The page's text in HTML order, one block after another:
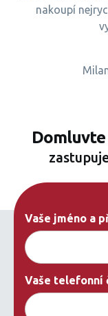
nakoupí
Vaše jméno a
Vaše telefonní